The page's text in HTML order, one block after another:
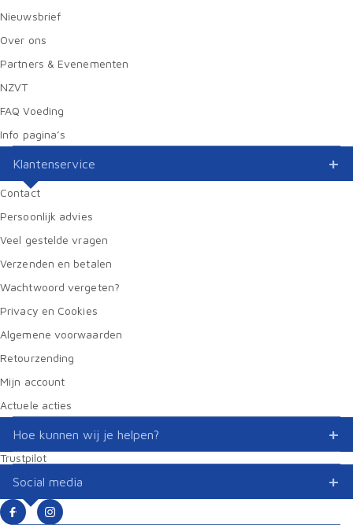
Nieuwsbrief
Over ons
Partners & Evenementen
NZVT
FAQ Voeding
Info pagina’s
Klantenservice
Contact
Persoonlijk advies
Veel gestelde vragen
Verzenden en betalen
Wachtwoord vergeten?
Privacy en Cookies
Algemene voorwaarden
Retourzending
Mijn account
Actuele acties
Hoe kunnen wij je helpen?
Trustpilot
Social media